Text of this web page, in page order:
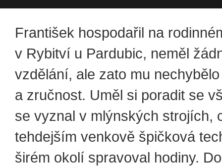
František hospodařil na
v Rybitví u Pardubic, neměl
vzdělání, ale zato mu
a zručnost. Uměl si poradit se
se vyznal v mlýnských strojích,
tehdejším venkově špičková
širém okolí spravoval hodiny.